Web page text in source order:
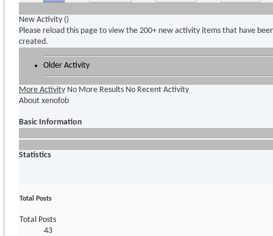
New Activity ()
Please reload this page to view the 200+ new activity items that have
created.
Older Activity
More Activity No More Results No Recent Activity
About xenofob
Basic Information
Statistics
Total Posts
Total Posts
43